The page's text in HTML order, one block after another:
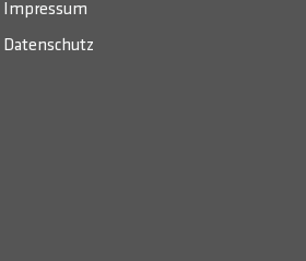
Impressum
Datenschutz